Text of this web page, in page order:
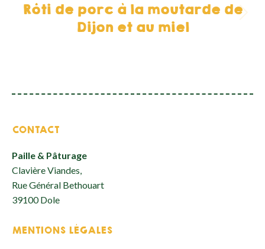
suivant
Rôti de porc à la moutarde de
Dijon et au miel
CONTACT
Paille & Pâturage
Clavière Viandes,
Rue Général Bethouart
39100 Dole
MENTIONS LÉGALES